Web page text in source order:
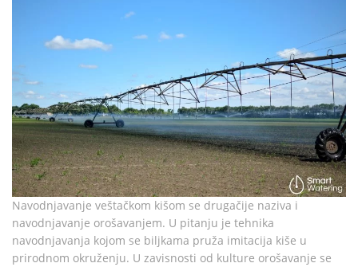
Navodnjavanje veštačkom kišom se drugačije naziva i
navodnjavanje orošavanjem. U pitanju je tehnika
navodnjavanja kojom se biljkama pruža imitacija kiše u
prirodnom okruženju. U zavisnosti od kulture orošavanje se